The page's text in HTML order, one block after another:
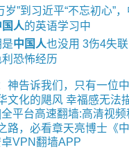
岁”到习近平“不忘初心”
国人的英语学习中
中国人也没用 3伤4失
恐怖经历
神告诉我们，只有一位
文化的飓风 幸福感无法
平台高速翻墙:高清视频
路，必看章天亮博士《中
VPN翻墙APP